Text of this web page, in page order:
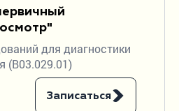
для диагностики
(В03.029.01)
Записаться